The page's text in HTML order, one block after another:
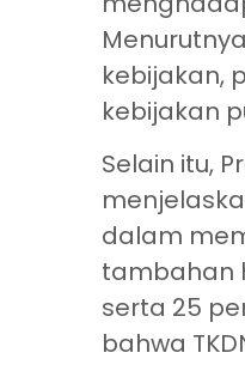
kebijakan,
kebijakan
Selain itu,
dalam
tambahan
serta 25
bahwa